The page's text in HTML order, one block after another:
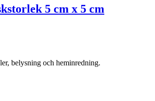
5 cm x 5 cm
belysning och heminredning.